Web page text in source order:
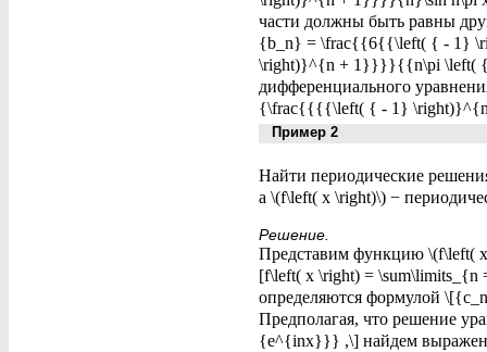
части должны быть равны
{b_n} = \frac{{6{{\left( { - 1}
\right)}^{n + 1}}}}{{n\pi \left(
дифференциального
{\frac{{{{\left( { - 1}
Пример 2
Найти периодические
а \(f\left( x \right)\) −
Решение.
Представим функцию \(f\left( x
[f\left( x \right) =
определяются формулой
Предполагая, что решение
{e^{inx}}} ,\] найдем